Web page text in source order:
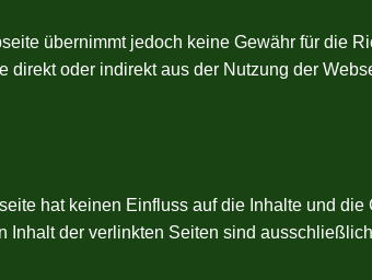
übernimmt jedoch keine Gewähr für die
oder indirekt aus der Nutzung der
hat keinen Einfluss auf die Inhalte und die
Inhalt der verlinkten Seiten sind